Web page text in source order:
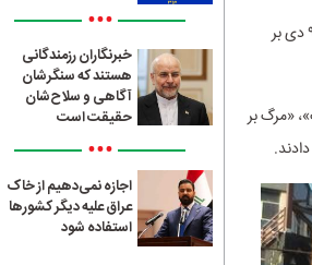
تجمع‌کنندگان در این مراسم با در دست داشتن دست‌نوشته‌ها و پلاکارد‌هایی ضمن گرامیداشت حماسه ۹ دی بر
«مرگ بر
•••
خبرنگاران رزمندگانی
هستند که سنگرشان
آگاهی و سلاح‌شان
حقیقت است
•••
اجازه نمی‌دهیم از خاک
عراق علیه دیگر کشورها
استفاده شود